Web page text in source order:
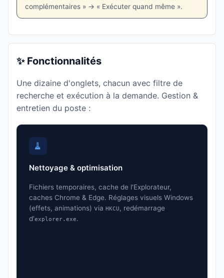
complémentaires » → « Exécuter quand même ».
✨ Fonctionnalités
Une dizaine d'onglets, chacun avec filtre de
recherche et exécution à la demande. Gestion &
entretien du poste :
🧹
Nettoyage & optimisation
Fichiers temporaires, cache de l'Explorateur,
caches Chrome & Edge. Réglages visuels Windows
(effets, animations) via HKCU, redémarrage
d'explorer.exe.